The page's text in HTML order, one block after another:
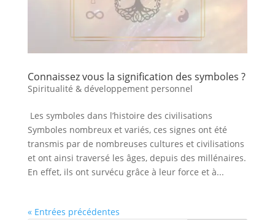
Connaissez vous la signification des symboles ?
Spiritualité & développement personnel
Les symboles dans l’histoire des civilisations
Symboles nombreux et variés, ces signes ont été
transmis par de nombreuses cultures et civilisations
et ont ainsi traversé les âges, depuis des millénaires.
En effet, ils ont survécu grâce à leur force et à...
« Entrées précédentes